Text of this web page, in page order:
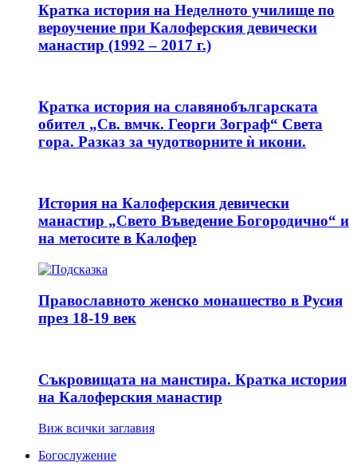
Кратка история на Неделното училище по
вероучение при Калоферския девически
манастир (1992 – 2017 г.)
Кратка история на славянобългарската
обител „Св. вмчк. Георги Зограф“ Света
гора. Разказ за чудотворните ѝ икони.
История на Калоферския девически
манастир „Свето Въведение Богородично“ и
на метосите в Калофер
Православното женско монашество в Русия
през 18-19 век
Съкровищата на манстира. Кратка история
на Калоферския манастир
Виж всички заглавия
Богослужение